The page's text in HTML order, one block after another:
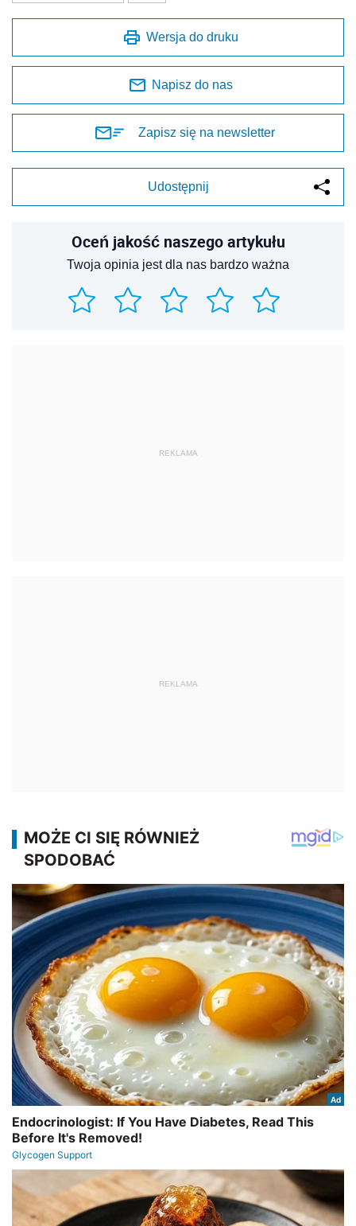
Wersja do druku
Napisz do nas
Zapisz się na newsletter
Udostępnij
Oceń jakość naszego artykułu
Twoja opinia jest dla nas bardzo ważna
REKLAMA
REKLAMA